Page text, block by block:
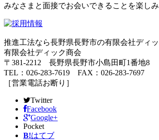
みなさまと面接でお会いできることを楽しみ
推進工法なら長野県長野市の有限会社ディ
有限会社ディック商会
〒381-2212 長野県長野市小島田町1番地8
TEL：026-283-7619 FAX：026-283-7697
［営業電話お断り］
Twitter
Facebook
Google+
Pocket
B!はてブ